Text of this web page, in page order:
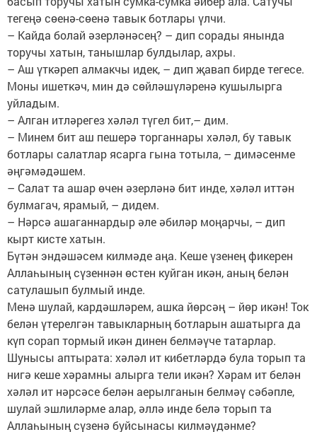
тегеңә сөенә-сөенә тавык ботлары үлчи.
– Кайда болай әзерләнәсең? – дип сорады янында
торучы хатын, танышлар булдылар, ахры.
– Аш үткәреп алмакчы идек, – дип җавап бирде тегесе.
Моны ишеткәч, мин дә сөйләшүләренә кушылырга
уйладым.
– Алган итләрегез хәләл түгел бит,– дим.
– Минем бит аш пешерә торганнары хәләл, бу тавык
ботлары салатлар ясарга гына тотыла, – димәсенме
әңгәмәдәшем.
– Салат та ашар өчен әзерләнә бит инде, хәләл иттән
булмагач, ярамый, – дидем.
– Нәрсә ашаганнардыр әле әбиләр моңарчы, – дип
кырт кисте хатын.
Бүтән эндәшәсем килмәде аңа. Кеше үзенең фикерен
Аллаһының сүзеннән өстен куйган икән, аның белән
сатулашып булмый инде.
Менә шулай, кардәшләрем, ашка йөрсәң – йөр икән! Ток
белән үтерелгән тавыкларның ботларын ашатырга да
күп сорап тормый икән динен белмәүче татарлар.
Шунысы аптырата: хәләл ит кибетләрдә була торып та
нигә кеше хәрамны алырга тели икән? Хәрам ит белән
хәләл ит нәрсәсе белән аерылганын белмәү сәбәпле,
шулай эшлиләрме алар, әллә инде белә торып та
Аллаһының сүзенә буйсынасы килмәүдәнме?